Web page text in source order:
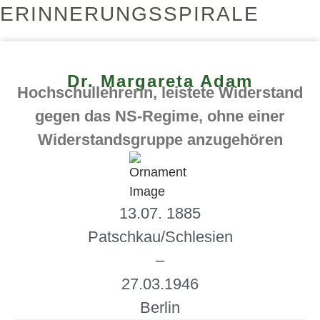
ERINNERUNGSSPIRALE
Dr. Margareta Adam
Hochschullehrerin, leistete Widerstand
gegen das NS-Regime, ohne einer
Widerstandsgruppe anzugehören
13.07. 1885
Patschkau/Schlesien
–
27.03.1946
Berlin